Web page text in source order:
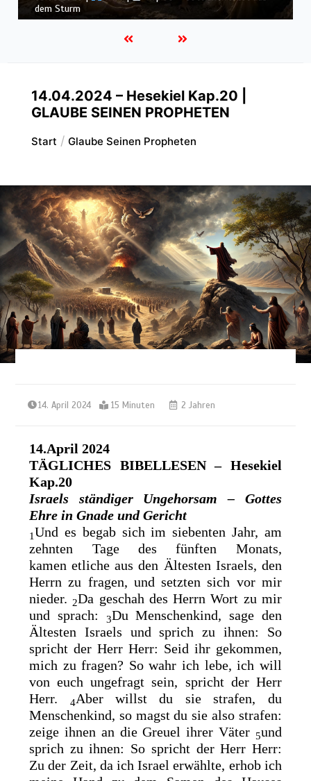
Könige |
Kap. 16 : Der Untergang des Hauses Ahab
14.04.2024 – Hesekiel Kap.20 |
GLAUBE SEINEN PROPHETEN
Start Glaube Seinen Propheten
14. April 2024 15 Minuten 2 Jahren
14.April 2024
TÄGLICHES BIBELLESEN – Hesekiel
Kap.20
Israels ständiger Ungehorsam – Gottes
Ehre in Gnade und Gericht
1Und es begab sich im siebenten Jahr, am
zehnten Tage des fünften Monats,
kamenetliche aus den Ältesten Israels, den
Herrn zu fragen, und setzten sich vor mir
nieder. 2Da geschah des Herrn Wort zu mir
und sprach:
3Du Menschenkind, sage den
Ältesten Israels und sprich zu ihnen: So
spricht der Herr Herr: Seid ihr gekommen,
mich zu fragen? So wahr ich lebe, ich will
von euch ungefragt sein, spricht der Herr
Herr.
4Aber willst du sie strafen, du
Menschenkind, so magst du sie also strafen:
zeige ihnen an die Greuel ihrer Väter 5und
sprich zu ihnen: So spricht der Herr Herr:
Zu der Zeit, da ich Israel erwählte, erhob ich